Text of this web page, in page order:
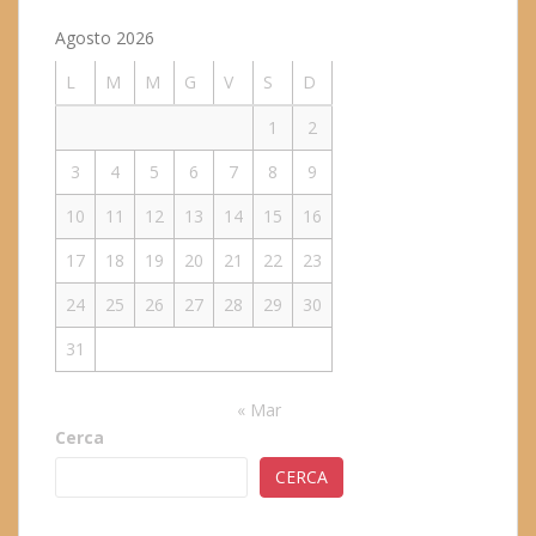
Agosto 2026
L
M M G V S
D
1
2
3
4 5 6 7 8
9
10
11 12 13 14 15
16
17
18 19 20 21 22
23
24
25 26 27 28 29
30
31
« Mar
Cerca
CERCA